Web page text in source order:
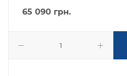
65 090 грн.